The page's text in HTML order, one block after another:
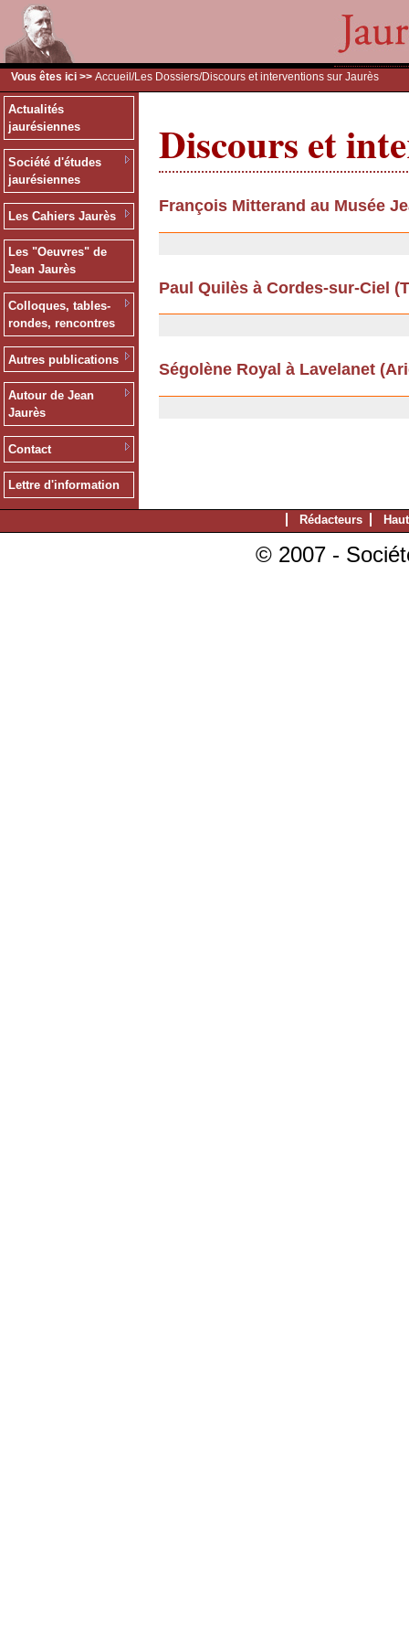
Vous êtes ici >> Accueil /Les Dossiers/Discours et interventions sur Jaurès
Actualités
jaurésiennes
Société d'études
jaurésiennes
Les Cahiers Jaurès
Les "Oeuvres" de
Jean Jaurès
Colloques, tables-
rondes, rencontres
Autres publications
Autour de Jean
Jaurès
Contact
Lettre d'information
Discours et
François Mitterand au Musée
Paul Quilès à Cordes-sur-Ciel
Ségolène Royal à Lavelanet
Rédacteurs
© 2007 -